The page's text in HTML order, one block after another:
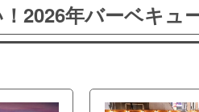
2026年バーベキュ